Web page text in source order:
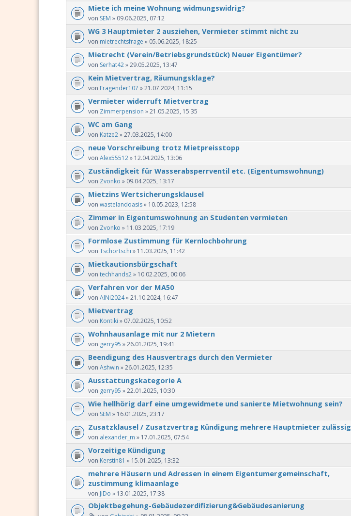
Miete ich meine Wohnung widmungswidrig?
von SEM » 09.06.2025, 07:12
WG 3 Hauptmieter 2 ausziehen, Vermieter stimmt nicht zu
von mietrechtsfrage » 05.06.2025, 18:25
Mietrecht (Verein/Betriebsgrundstück) Neuer Eigentümer?
von Serhat42» 29.05.2025, 13:47
Kein Mietvertrag, Räumungsklage?
von Fragender107 » 21.07.2024, 11:15
Vermieter widerruft Mietvertrag
von Zimmerpension » 21.05.2025, 15:35
WC am Gang
von Katze2» 27.03.2025, 14:00
neue Vorschreibung trotz Mietpreisstopp
von Alex55512» 12.04.2025, 13:06
Zuständigkeit für Wasserabsperrventil etc. (Eigentumswohnung)
von Zvonko » 09.04.2025, 13:17
Mietzins Wertsicherungsklausel
von wastelandoasis» 10.05.2023, 12:58
Zimmer in Eigentumswohnung an Studenten vermieten
von Zvonko » 11.03.2025, 17:19
Formlose Zustimmung für Kernlochbohrung
von Tschortschi » 11.03.2025, 11:42
Mietkautionsbürgschaft
von techhands2» 10.02.2025, 00:06
Verfahren vor der MA50
von AlNi2024» 21.10.2024, 16:47
Mietvertrag
von Kontiki » 07.02.2025, 10:52
Wohnhausanlage mit nur 2 Mietern
von gerry95 » 26.01.2025, 19:41
Beendigung des Hausvertrags durch den Vermieter
von Ashwin » 26.01.2025, 12:35
Ausstattungskategorie A
von gerry95 » 22.01.2025, 10:30
Wie hellhörig darf eine umgewidmete und sanierte Mietwohnung sein?
von SEM » 16.01.2025, 23:17
Zusatzklausel / Zusatzvertrag Kündigung mehrere Hauptmieter zulässig
von alexander_m » 17.01.2025, 07:54
Vorzeitige Kündigung
von Kerstin81 » 15.01.2025, 13:32
mehrere Häusern und Adressen in einem Eigentumergemeinschaft,
zustimmung klimaanlage
von JiDo » 13.01.2025, 17:38
Objektbegehung-Gebäudezerdifizierung&Gebäudesanierung